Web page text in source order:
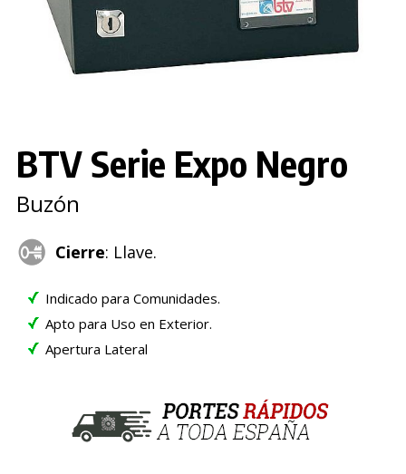
BTV Serie Expo Negro
Buzón
Cierre: Llave.
Indicado para Comunidades.
Apto para Uso en Exterior.
Apertura Lateral